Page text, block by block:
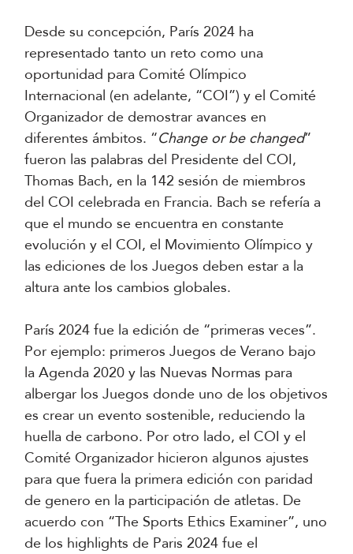
Desde su concepción, París 2024 ha
representado tanto un reto como una
oportunidad para Comité Olímpico
Internacional (en adelante, “COI”) y el Comité
Organizador de demostrar avances en
diferentes ámbitos. “Change or be changed”
fueron las palabras del Presidente del COI,
Thomas Bach, en la 142 sesión de miembros
del COI celebrada en Francia. Bach se refería a
que el mundo se encuentra en constante
evolución y el COI, el Movimiento Olímpico y
las ediciones de los Juegos deben estar a la
altura ante los cambios globales.
París 2024 fue la edición de “primeras veces”.
Por ejemplo: primeros Juegos de Verano bajo
la Agenda 2020 y las Nuevas Normas para
albergar los Juegos donde uno de los objetivos
es crear un evento sostenible, reduciendo la
huella de carbono. Por otro lado, el COI y el
Comité Organizador hicieron algunos ajustes
para que fuera la primera edición con paridad
de genero en la participación de atletas. De
acuerdo con “The Sports Ethics Examiner”, uno
de los highlights de Paris 2024 fue el